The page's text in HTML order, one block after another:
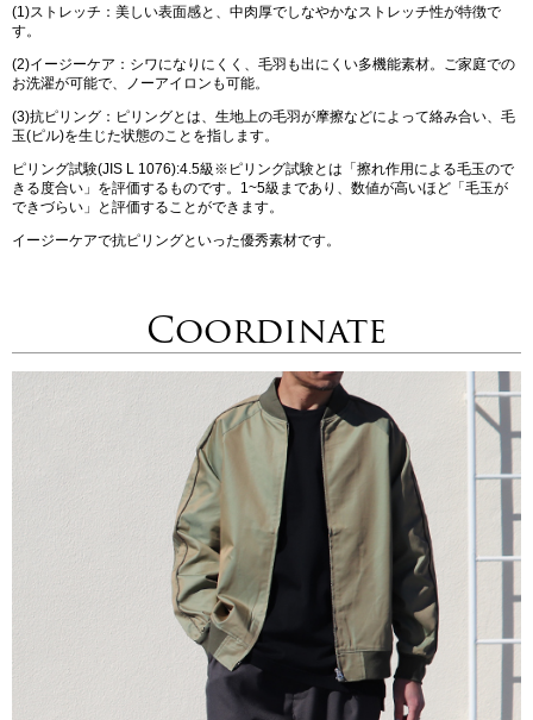
(1)ストレッチ：美しい表面感と、中肉厚でしなやかなストレッチ性が特徴で
す。
(2)イージーケア：シワになりにくく、毛羽も出にくい多機能素材。ご家庭での
お洗濯が可能で、ノーアイロンも可能。
(3)抗ピリング：ピリングとは、生地上の毛羽が摩擦などによって絡み合い、毛
玉(ピル)を生じた状態のことを指します。
ピリング試験(JIS L 1076):4.5級※ピリング試験とは「擦れ作用による毛玉ので
きる度合い」を評価するものです。1~5級まであり、数値が高いほど「毛玉が
できづらい」と評価することができます。
イージーケアで抗ピリングといった優秀素材です。
Coordinate